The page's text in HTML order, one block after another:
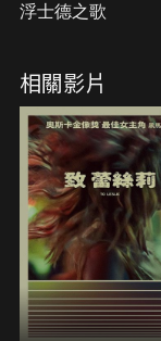
浮士德之歌
相關影片